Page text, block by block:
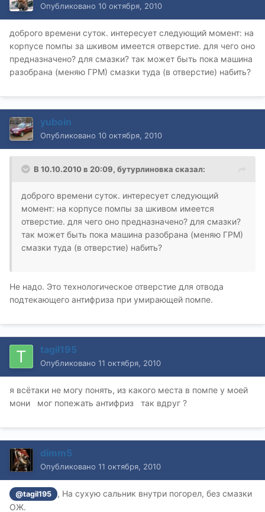
Опубликовано 10 октября, 2010
доброго времени суток. интересует следующий момент: на
корпусе помпы за шкивом имеется отверстие. для чего оно
предназначено? для смазки? так может быть пока машина
разобрана (меняю ГРМ) смазки туда (в отверстие) набить?
yuboin
Опубликовано 10 октября, 2010
В 10.10.2010 в 20:09, бутурлиновка сказал:
доброго времени суток. интересует следующий
момент: на корпусе помпы за шкивом имеется
отверстие. для чего оно предназначено? для смазки?
так может быть пока машина разобрана (меняю ГРМ)
смазки туда (в отверстие) набить?
Не надо. Это технологическое отверстие для отвода
подтекающего антифриза при умирающей помпе.
tagil195
Опубликовано 11 октября, 2010
я всётаки не могу понять, из какого места в помпе у моей
мони мог попежать антифриз так вдруг ?
dimm5
Опубликовано 11 октября, 2010
@tagil195
, На сухую сальник внутри погорел, без смазки
ОЖ.